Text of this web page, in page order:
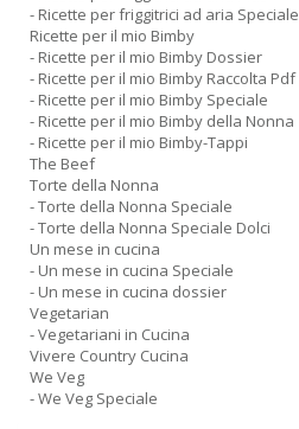
- Ricette per friggitrici ad aria Speciale
Ricette per il mio Bimby
- Ricette per il mio Bimby Dossier
- Ricette per il mio Bimby Raccolta Pdf
- Ricette per il mio Bimby Speciale
- Ricette per il mio Bimby della Nonna
- Ricette per il mio Bimby-Tappi
The Beef
Torte della Nonna
- Torte della Nonna Speciale
- Torte della Nonna Speciale Dolci
Un mese in cucina
- Un mese in cucina Speciale
- Un mese in cucina dossier
Vegetarian
- Vegetariani in Cucina
Vivere Country Cucina
We Veg
- We Veg Speciale